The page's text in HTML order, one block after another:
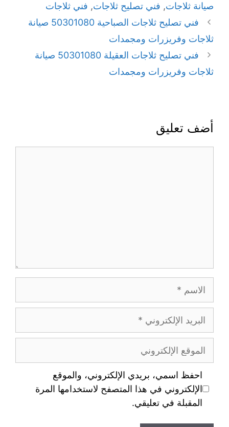
صيانة ثلاجات, فني تصليح ثلاجات, فني ثلاجات
فني تصليح ثلاجات الصباحية 50301080 صيانة
ثلاجات وفريزرات ومجمدات
فني تصليح ثلاجات العقيلة 50301080 صيانة
ثلاجات وفريزرات ومجمدات
أضف تعليق
احفظ اسمي، بريدي الإلكتروني، والموقع
الإلكتروني في هذا المتصفح لاستخدامها المرة
المقبلة في تعليقي.